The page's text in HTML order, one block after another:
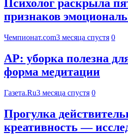
Психолог раскрыла
признаков
Чемпионат.com3 месяца спустя 0
AP: уборка полезна
форма медитации
Газета.Ru3 месяца спустя 0
Прогулка
креативность —